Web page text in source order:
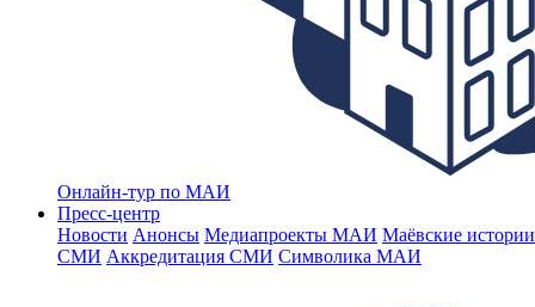
Онлайн-тур по МАИ
Пресс-центр
Новости Анонсы Медиапроекты МАИ Маёвские
СМИ Аккредитация СМИ Символика МАИ